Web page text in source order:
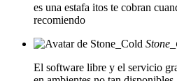
es una estafa itos te cobran
recomiendo
El software libre y el servicio